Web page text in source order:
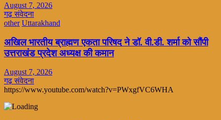
August 7, 2026
गढ़ संवेदना
other Uttarakhand
अखिल भारतीय ब्राह्मण एकता परिषद ने डॉ. वी.डी. शर्मा को सौंपी
उत्तराखंड प्रदेश अध्यक्ष की कमान
August 7, 2026
गढ़ संवेदना
https://www.youtube.com/watch?v=PWxgfVC6WHA